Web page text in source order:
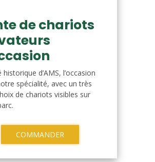
de chariots
historique d’AMS, l’occasion
spécialité, avec un très
de chariots visibles sur
COMMANDER